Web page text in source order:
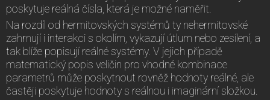
poskytuje reálná čísla, která je možné naměřit.
Na rozdíl od hermitovských systémů ty nehermitovské
zahrnují i interakci s okolím, vykazují útlum nebo zesílení, a
tak blíže popisují reálné systémy. V jejich případě
matematický popis veličin pro vhodné kombinace
parametrů může poskytnout rovněž hodnoty reálné, ale
častěji poskytuje hodnoty s reálnou i imaginární složkou.